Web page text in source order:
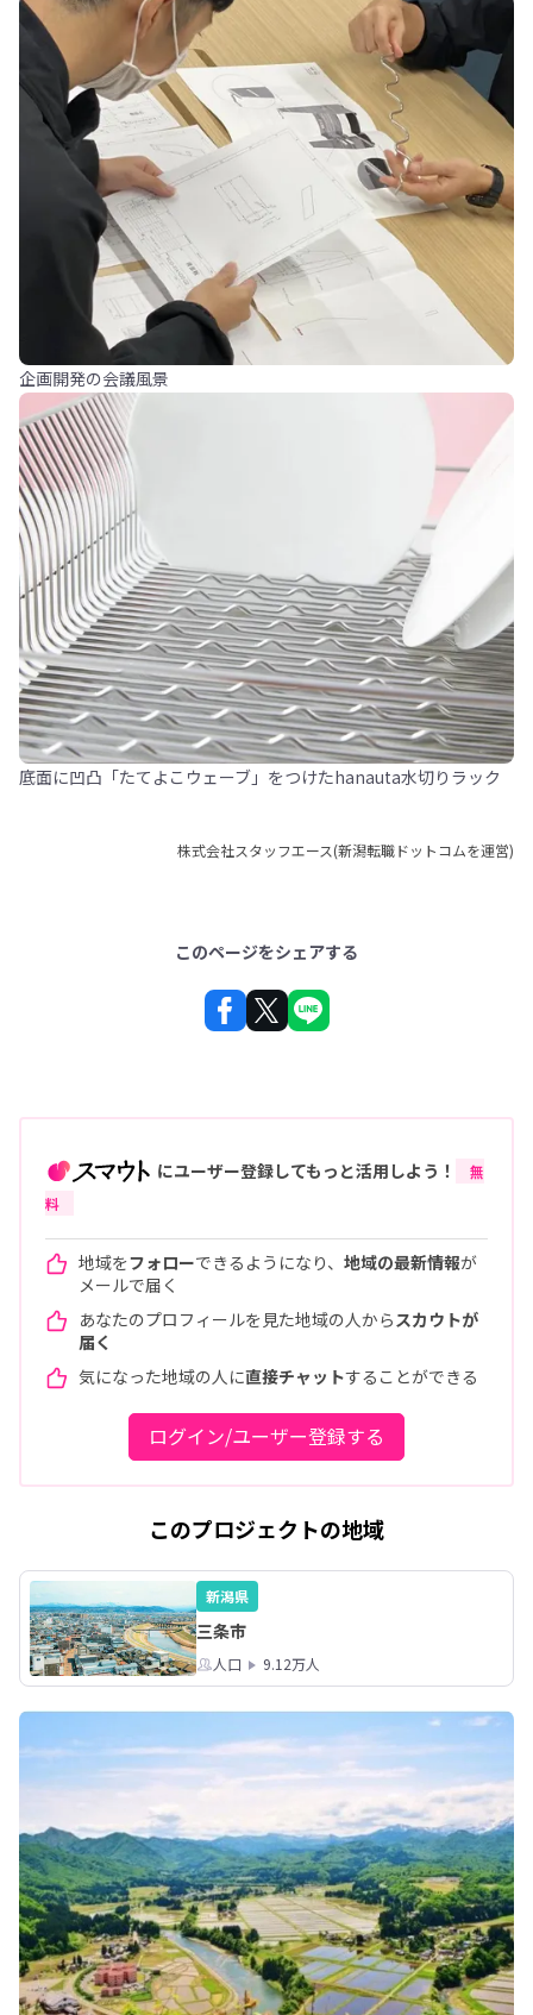
企画開発の会議風景
底面に凹凸「たてよこウェーブ」をつけたhanauta水切りラック
株式会社スタッフエース(新潟転職ドットコムを運営)
このページをシェアする
にユーザー登録してもっと活用しよう！
無
料
地域をフォローできるようになり、 地域の最新情報が
メールで届く
あなたのプロフィールを見た地域の人から スカウトが
届く
気になった地域の人に直接チャットすることができる
ログイン/ユーザー登録する
このプロジェクトの地域
新潟県
三条市
人口 9.12万人